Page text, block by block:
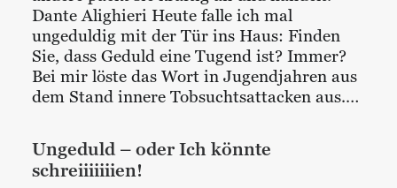
Dante Alighieri Heute falle ich mal
ungeduldig mit der Tür ins Haus: Finden
Sie, dass Geduld eine Tugend ist? Immer?
Bei mir löste das Wort in Jugendjahren aus
dem Stand innere Tobsuchtsattacken aus.…
Ungeduld – oder Ich könnte
schreiiiiiiien!